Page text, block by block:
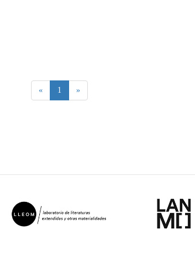
« 1 (current)
»